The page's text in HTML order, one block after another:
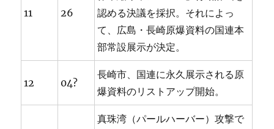
11 26
認める決議を採択。それによっ
て、広島・長崎原爆資料の国連本
部常設展示が決定。
12 04?
長崎市、国連に永久展示される原
爆資料のリストアップ開始。
真珠湾（パールハーバー）攻撃で